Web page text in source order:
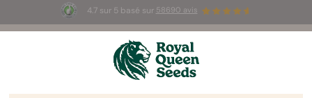
4.7 sur 5 basé sur 58690 avis
☀️ Summer Sales : jusqu'à -50 % sur
certains produits ! ⏤